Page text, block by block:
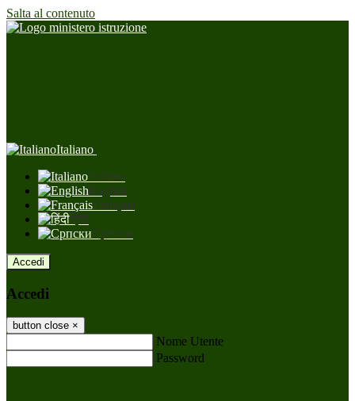
Salta al contenuto
Italiano
Italiano
English
Français
हिंदी
Српски
Accedi
Accedi
button close ×
Nome Utente
Password